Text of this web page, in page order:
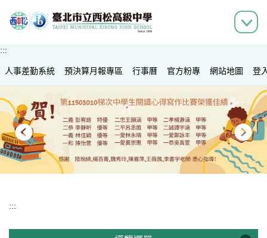
到
容
區
:::
人事差勤系統 預決算月報專區 行事曆 官方粉專 網站地圖 登
:::